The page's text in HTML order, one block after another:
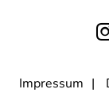
den Link
Impressum